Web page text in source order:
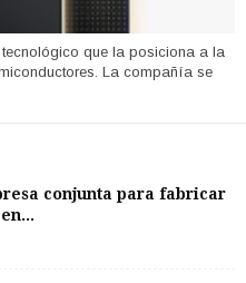
que la posiciona a la
La compañía se
conjunta para fabricar